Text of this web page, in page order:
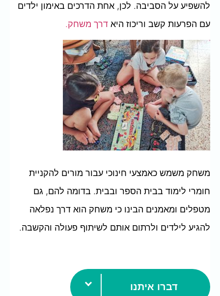
להשפיע על הסביבה. לכן, אחת הדרכים באימון ילדים
עם הפרעות קשב וריכוז היא דרך משחק.
משחק משמש כאמצעי חינוכי עבור מורים להקניית
חומרי לימוד בבית הספר ובבית. בדומה להם, גם
מטפלים ומאמנים הבינו כי משחק הוא דרך נפלאה
להגיע לילדים ולרתום אותם לשיתוף פעולה והקשבה.
דברו איתנו